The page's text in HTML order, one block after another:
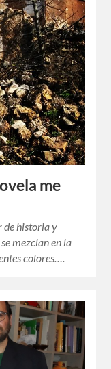
me
de historia y
mezclan en la
colores….